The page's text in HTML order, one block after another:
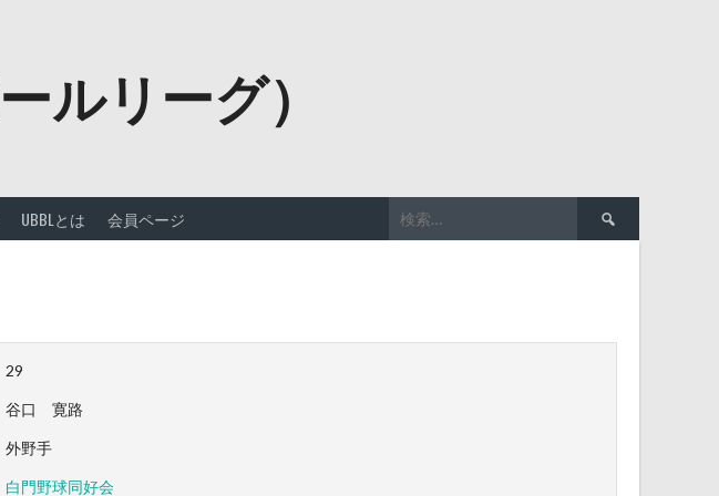
ルリーグ）
UBBLとは 会員ページ
索:
29
谷口 寛路
外野手
白門野球同好会